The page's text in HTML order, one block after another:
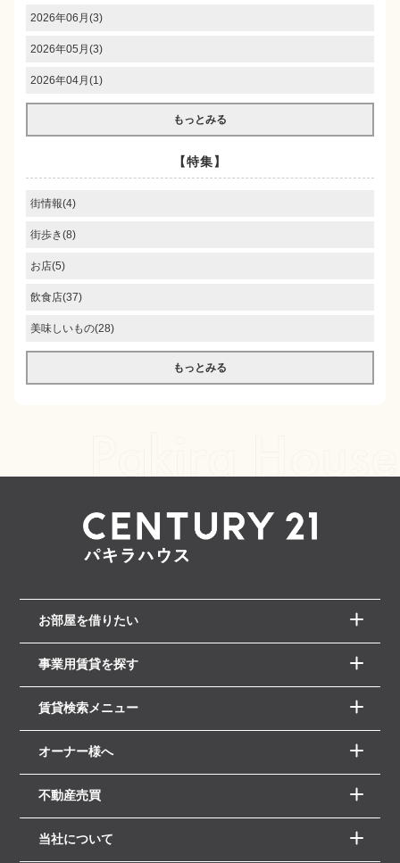
2026年06月(3)
2026年05月(3)
2026年04月(1)
もっとみる
【特集】
街情報(4)
街歩き(8)
お店(5)
飲食店(37)
美味しいもの(28)
もっとみる
お部屋を借りたい
事業用賃貸を探す
賃貸検索メニュー
オーナー様へ
不動産売買
当社について